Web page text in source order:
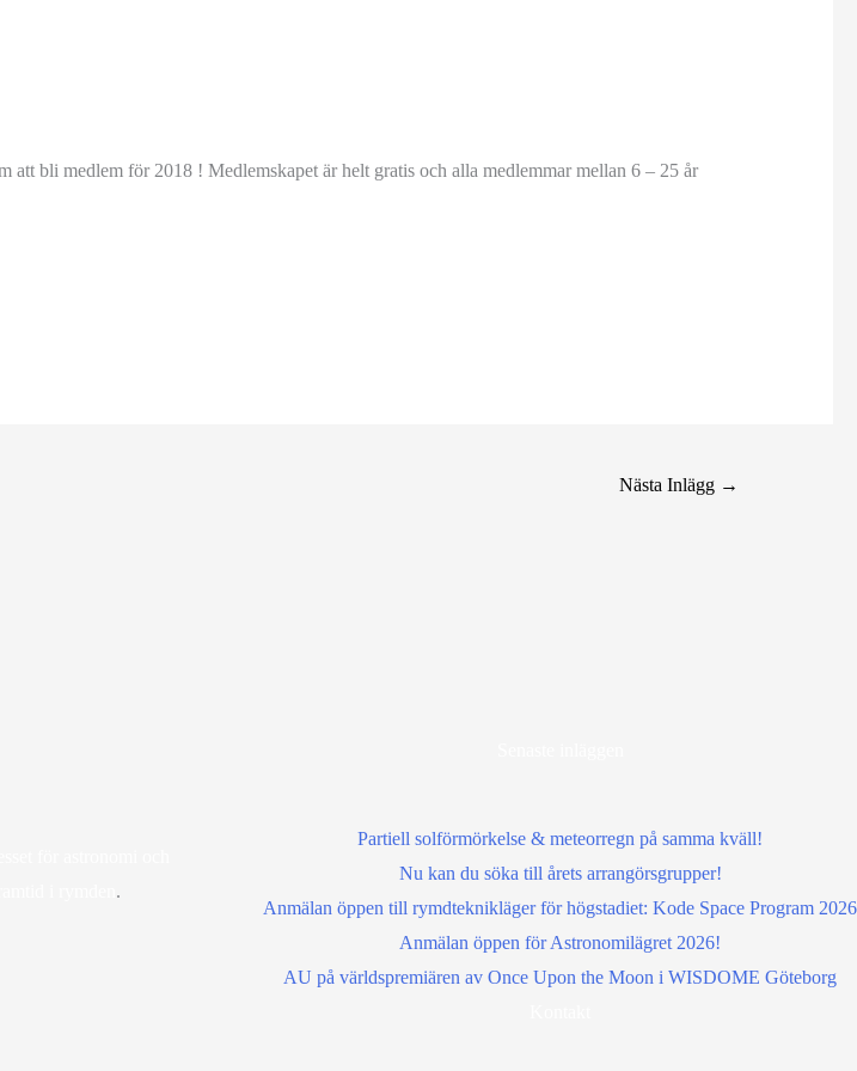
bli medlem för 2018 ! Medlemskapet är helt gratis och alla medlemmar mellan 6 – 25 år
Nästa Inlägg →
.
Partiell solförmörkelse & meteorregn på samma kväll!
Nu kan du söka till årets arrangörsgrupper!
Anmälan öppen till rymdteknikläger för högstadiet: Kode Space Program 2026
Anmälan öppen för Astronomilägret 2026!
AU på världspremiären av Once Upon the Moon i WISDOME Göteborg